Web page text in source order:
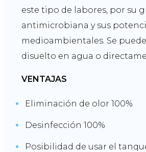
este tipo de labores, por su
antimicrobiana y sus
medioambientales. Se
disuelto en agua o
VENTAJAS
Eliminación de olor 100%
Desinfección 100%
Posibilidad de usar el